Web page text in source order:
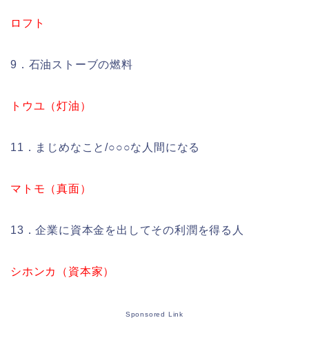
ロフト
9．石油ストーブの燃料
トウユ（灯油）
11．まじめなこと/○○○な人間になる
マトモ（真面）
13．企業に資本金を出してその利潤を得る人
シホンカ（資本家）
Sponsored Link